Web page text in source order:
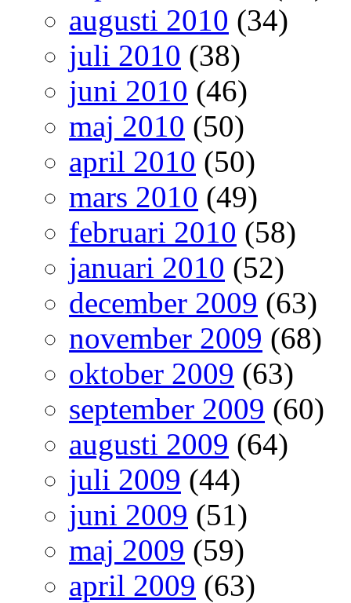
augusti 2010 (34)
juli 2010 (38)
juni 2010 (46)
maj 2010 (50)
april 2010 (50)
mars 2010 (49)
februari 2010 (58)
januari 2010 (52)
december 2009 (63)
november 2009 (68)
oktober 2009 (63)
september 2009 (60)
augusti 2009 (64)
juli 2009 (44)
juni 2009 (51)
maj 2009 (59)
april 2009 (63)